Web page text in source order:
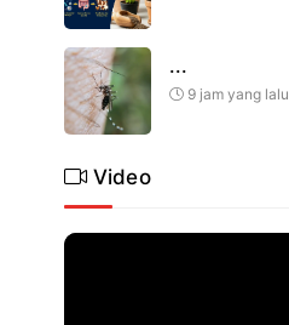
...
9 jam yang lalu
Video